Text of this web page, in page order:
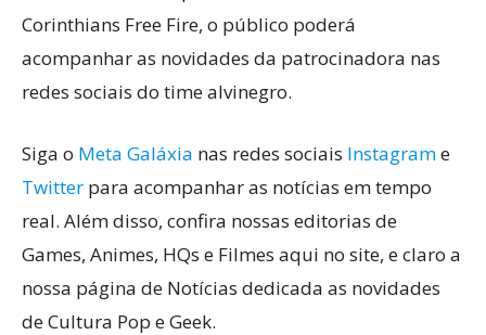
Corinthians Free Fire, o público poderá
acompanhar as novidades da patrocinadora nas
redes sociais do time alvinegro.
Siga o Meta Galáxia nas redes sociais Instagrame
Twitter para acompanhar as notícias em tempo
real. Além disso, confira nossas editorias de
Games, Animes, HQs e Filmes aqui no site, e claro a
nossa página de Notícias dedicada as novidades
de Cultura Pop e Geek.